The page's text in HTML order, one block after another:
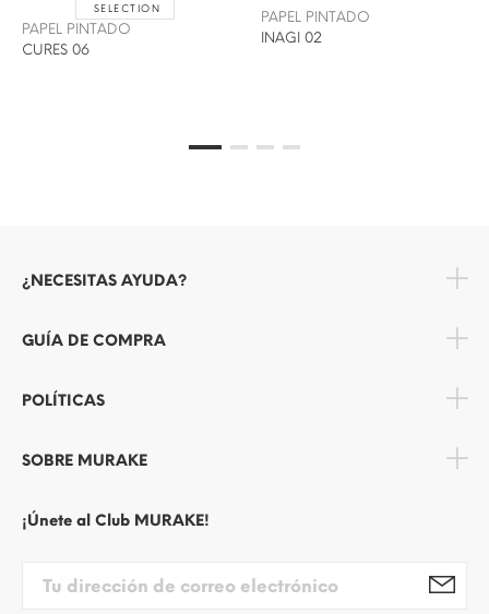
SELECTION
PAPEL PINTADO
CURES 06
PAPEL PINTADO
INAGI 02
¿NECESITAS AYUDA?
GUÍA DE COMPRA
POLÍTICAS
SOBRE MURAKE
¡Únete al Club MURAKE!